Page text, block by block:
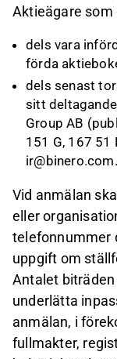
Aktieägare som
dels vara
förda
dels senast
sitt
Group AB
151 G, 167 51
ir@binero.com.
Vid anmälan
eller
telefonnummer
uppgift om
Antalet
underlätta
anmälan, i
fullmakter,